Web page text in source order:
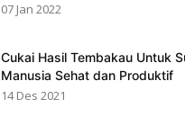
07 Jan 2022
Cukai Hasil Tembakau Untuk
Manusia Sehat dan Produktif
14 Des 2021